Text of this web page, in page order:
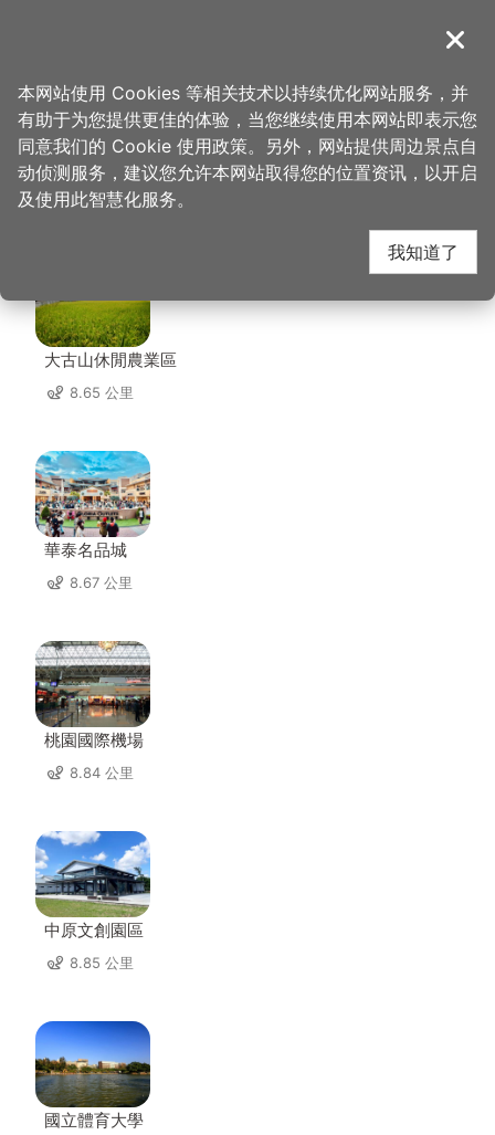
導覽
首页 > 想去的地方 > 住宿 > 尊爵大饭店
尊爵大饭店 周边景点
大古山休閒農業區
8.65 公里
華泰名品城
8.67 公里
桃園國際機場
8.84 公里
中原文創園區
8.85 公里
國立體育大學
关闭
本网站使用 Cookies 等相关技术以持续优化网站服务，并
有助于为您提供更佳的体验，当您继续使用本网站即表示您
同意我们的 Cookie 使用政策。另外，网站提供周边景点自
动侦测服务，建议您允许本网站取得您的位置资讯，以开启
及使用此智慧化服务。
我知道了